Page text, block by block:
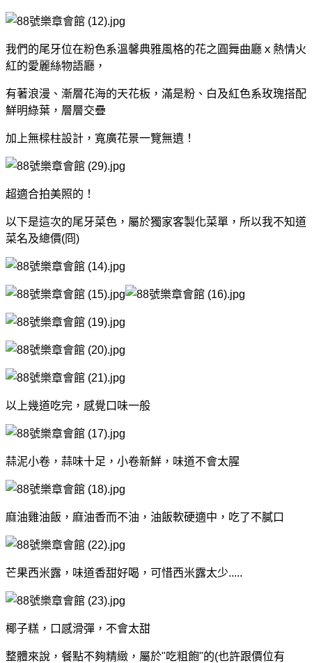
我們的尾牙位在粉色系溫馨典雅風格的花之圓舞曲廳ｘ熱情火
紅的愛麗絲物語廳，
有著浪漫、漸層花海的天花板，滿是粉、白及紅色系玫瑰搭配
鮮明綠葉，層層交疊
加上無樑柱設計，寬廣花景一覽無遺！
超適合拍美照的！
以下是這次的尾牙菜色，屬於獨家客製化菜單，所以我不知道
菜名及總價(冏)
以上幾道吃完，感覺口味一般
蒜泥小卷，蒜味十足，小卷新鮮，味道不會太腥
麻油雞油飯，麻油香而不油，油飯軟硬適中，吃了不膩口
芒果西米露，味道香甜好喝，可惜西米露太少.....
椰子糕，口感滑彈，不會太甜
整體來說，餐點不夠精緻，屬於"吃粗飽"的(也許跟價位有